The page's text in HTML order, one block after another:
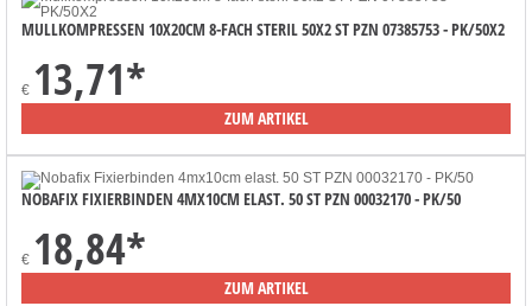
MULLKOMPRESSEN 10X20CM 8-FACH STERIL 50X2 ST PZN 07385753 - PK/50X2
€ 13,71*
ZUM ARTIKEL
NOBAFIX FIXIERBINDEN 4MX10CM ELAST. 50 ST PZN 00032170 - PK/50
€ 18,84*
ZUM ARTIKEL